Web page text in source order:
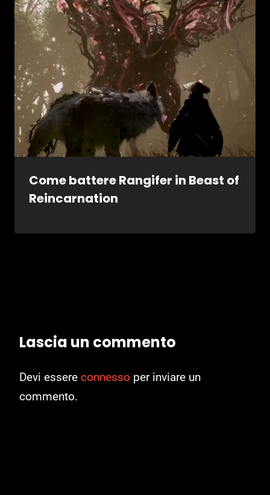
Come battere Rangifer in Beast of
Reincarnation
Lascia un commento
Devi essere connesso per inviare un
commento.